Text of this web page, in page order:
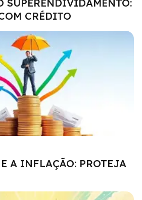
SUPERENDIVIDAMENTO:
CRÉDITO
A INFLAÇÃO: PROTEJA